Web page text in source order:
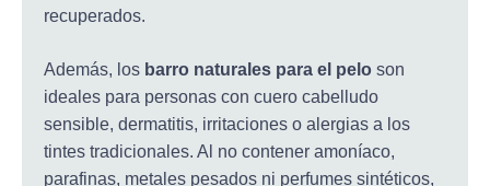
recuperados.
Además, los barro naturales para el pelo son
ideales para personas con cuero cabelludo
sensible, dermatitis, irritaciones o alergias a los
tintes tradicionales. Al no contener amoníaco,
parafinas, metales pesados ni perfumes sintéticos,